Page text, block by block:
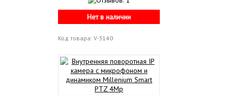
Нет в наличии
Код товара: V-3140